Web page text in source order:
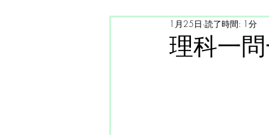
ご案内
理科一
1月25日 読了時間: 1分